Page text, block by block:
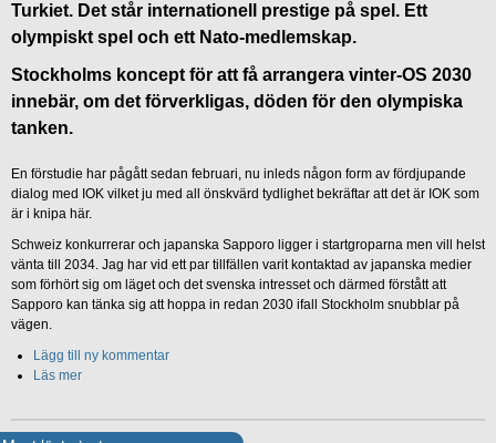
Turkiet. Det står internationell prestige på spel. Ett
olympiskt spel och ett Nato-medlemskap.
Stockholms koncept för att få arrangera vinter-OS 2030
innebär, om det förverkligas, döden för den olympiska
tanken.
En förstudie har pågått sedan februari, nu inleds någon form av fördjupande
dialog med IOK vilket ju med all önskvärd tydlighet bekräftar att det är IOK som
är i knipa här.
Schweiz konkurrerar och japanska Sapporo ligger i startgroparna men vill helst
vänta till 2034. Jag har vid ett par tillfällen varit kontaktad av japanska medier
som förhört sig om läget och det svenska intresset och därmed förstått att
Sapporo kan tänka sig att hoppa in redan 2030 ifall Stockholm snubblar på
vägen.
Lägg till ny kommentar
Läs mer